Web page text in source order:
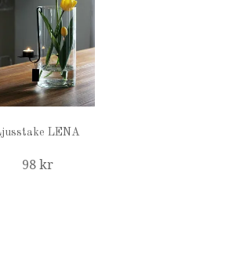
Ljusstake LENA
98 kr